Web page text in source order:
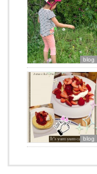
blog
blog